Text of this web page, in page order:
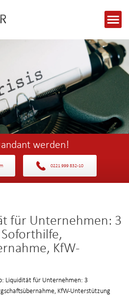
werden!
0221 999 832-10
für Unternehmen: 3
KfW-
Liquidität für Unternehmen: 3
KfW-Unterstützung